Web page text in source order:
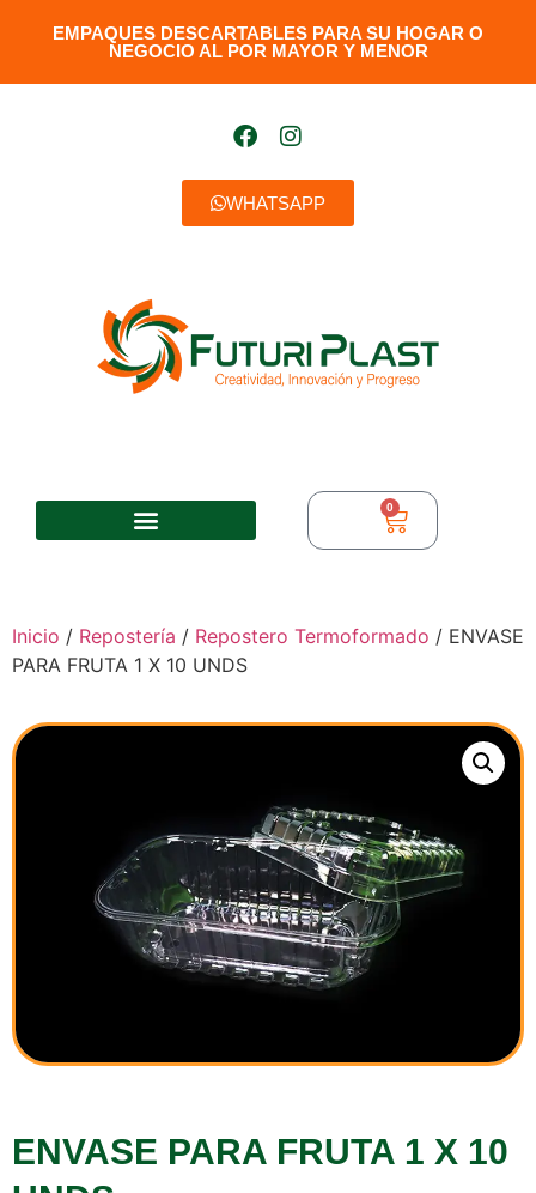
EMPAQUES DESCARTABLES PARA SU HOGAR O
NEGOCIO AL POR MAYOR Y MENOR​
WHATSAPP
0
Inicio / Repostería / Repostero Termoformado / ENVASE
PARA FRUTA 1 X 10 UNDS
ENVASE PARA FRUTA 1 X 10